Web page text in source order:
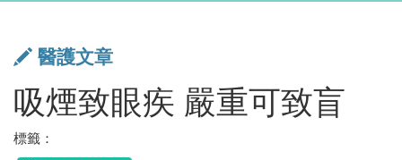
醫護文章
吸煙致眼疾 嚴重可致盲
標籤：